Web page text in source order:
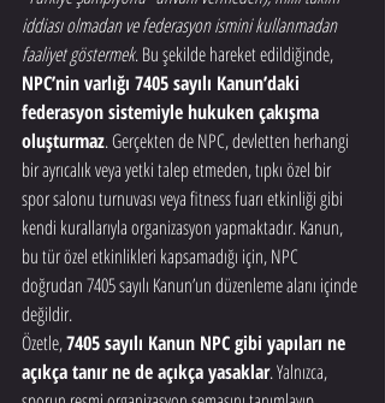
iddiası olmadan ve federasyon ismini kullanmadan
faaliyet göstermek. Bu şekilde hareket edildiğinde,
NPC’nin varlığı 7405 sayılı Kanun’daki
federasyon sistemiyle hukuken çakışma
oluşturmaz. Gerçekten de NPC, devletten herhangi
bir ayrıcalık veya yetki talep etmeden, tıpkı özel bir
spor salonu turnuvası veya fitness fuarı etkinliği gibi
kendi kurallarıyla organizasyon yapmaktadır. Kanun,
bu tür özel etkinlikleri kapsamadığı için, NPC
doğrudan 7405 sayılı Kanun’un düzenleme alanı içinde
değildir.
Özetle, 7405 sayılı Kanun NPC gibi yapıları ne
açıkça tanır ne de açıkça yasaklar. Yalnızca,